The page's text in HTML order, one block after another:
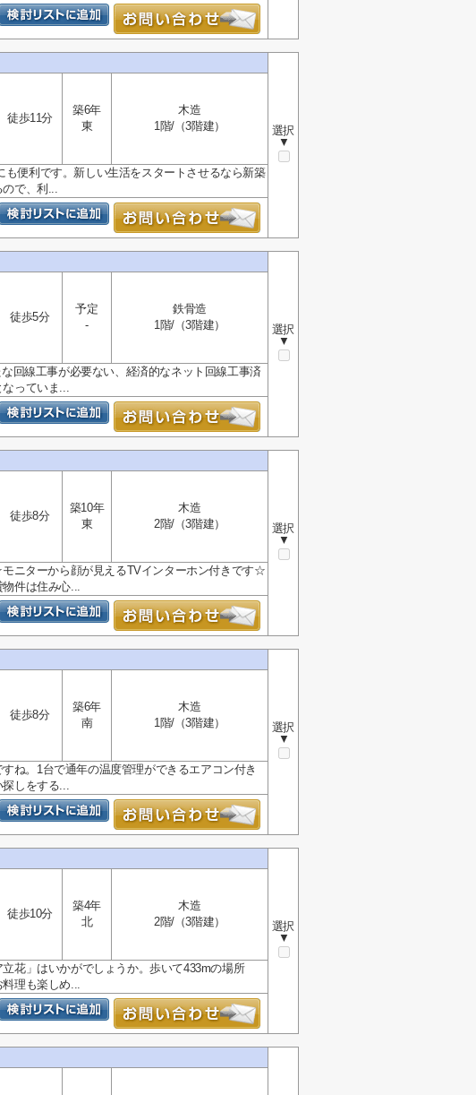
選択
▼
徒歩11分
築6年
東
木造
1階/（3階建）
便利です。新しい生活をスタートさせるなら新築
で、利...
選択
▼
徒歩5分
予定
-
鉄骨造
1階/（3階建）
回線工事が必要ない、経済的なネット回線工事済
っていま...
選択
▼
徒歩8分
築10年
東
木造
2階/（3階建）
ニターから顔が見えるTVインターホン付きです☆
件は住み心...
選択
▼
徒歩8分
築6年
南
木造
1階/（3階建）
ね。1台で通年の温度管理ができるエアコン付き
しをする...
選択
▼
徒歩10分
築4年
北
木造
2階/（3階建）
花」はいかがでしょうか。歩いて433mの場所
理も楽しめ...